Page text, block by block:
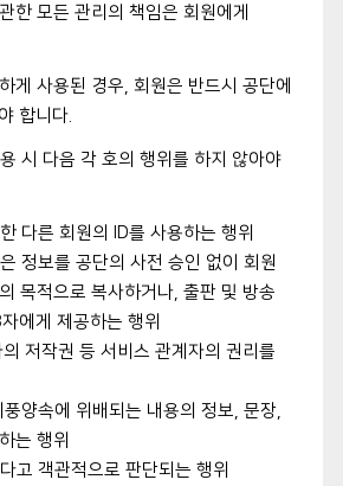
한 모든 관리의 책임은 회원에게
게 사용된 경우, 회원은 반드시 공단에
합니다.
시 다음 각 호의 행위를 하지 않아야
다른 회원의 ID를 사용하는 행위
정보를 공단의 사전 승인 없이 회원
목적으로 복사하거나, 출판 및 방송
에게 제공하는 행위
저작권 등 서비스 관계자의 권리를
양속에 위배되는 내용의 정보, 문장,
는 행위
고 객관적으로 판단되는 행위